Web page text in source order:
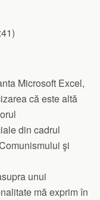
Microsoft Excel,
că este altă
din cadrul
şi
unui
mă exprim în